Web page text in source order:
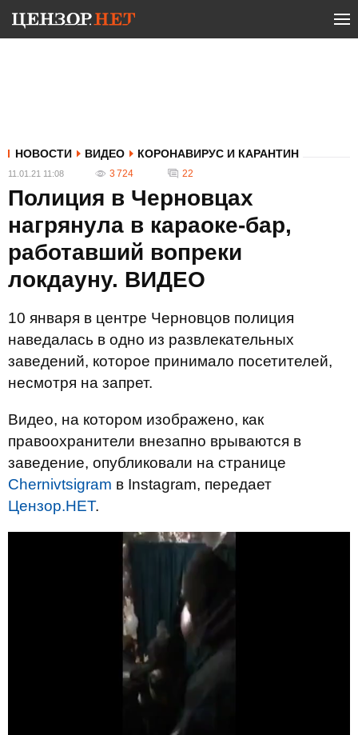
НОВОСТИ ВИДЕО КОРОНАВИРУС И КАРАНТИН
11.01.21 11:08 3 724 22
Полиция в Черновцах
нагрянула в караоке-бар,
работавший вопреки
локдауну. ВИДЕО
10 января в центре Черновцов полиция
наведалась в одно из развлекательных
заведений, которое принимало посетителей,
несмотря на запрет.
Видео, на котором изображено, как
правоохранители внезапно врываются в
заведение, опубликовали на странице
Chernivtsigram в Instagram, передает
Цензор.НЕТ.